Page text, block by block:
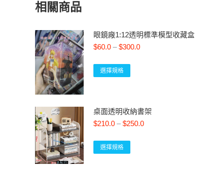
相關商品
眼鏡廠1:12透明標準模型收藏盒
$60.0 – $300.0
選擇規格
桌面透明收納書架
$210.0 – $250.0
選擇規格